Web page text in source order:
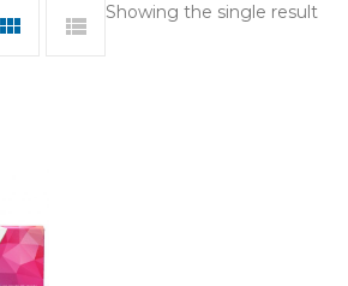
Showing the single result